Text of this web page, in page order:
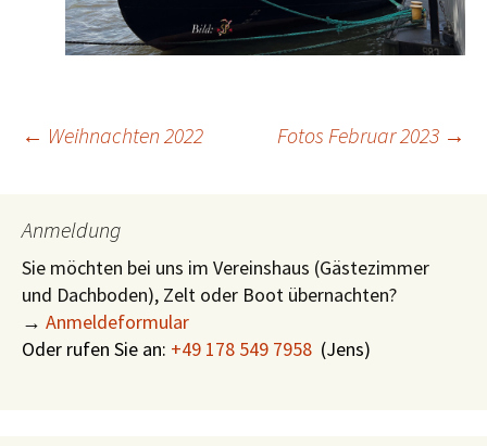
Beitragsnavigation
← Weihnachten 2022 Fotos Februar 2023 →
Anmeldung
Sie möchten bei uns im Vereinshaus (Gästezimmer
und Dachboden), Zelt oder Boot übernachten?
→ Anmeldeformular
Oder rufen Sie an: +49 178 549 7958 (Jens)